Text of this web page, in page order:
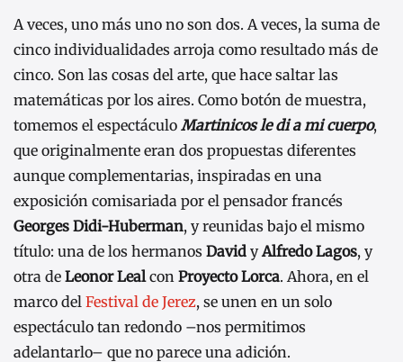
A veces, uno más uno no son dos. A veces, la suma de
cinco individualidades arroja como resultado más de
cinco. Son las cosas del arte, que hace saltar las
matemáticas por los aires. Como botón de muestra,
tomemos el espectáculo Martinicos le di a mi cuerpo,
que originalmente eran dos propuestas diferentes
aunque complementarias, inspiradas en una
exposición comisariada por el pensador francés
Georges Didi-Huberman, y reunidas bajo el mismo
título: una de los hermanos David yAlfredo Lagos, y
otra de Leonor Lealcon Proyecto Lorca. Ahora, en el
marco del Festival de Jerez, se unen en un solo
espectáculo tan redondo –nos permitimos
adelantarlo– que no parece una adición.